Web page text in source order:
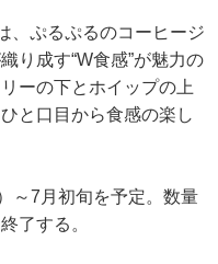
ぷるぷるのコーヒージ
り成す“W食感”が魅力の
ーの下とホイップの上
と口目から食感の楽し
～7月初旬を予定。数量
了する。